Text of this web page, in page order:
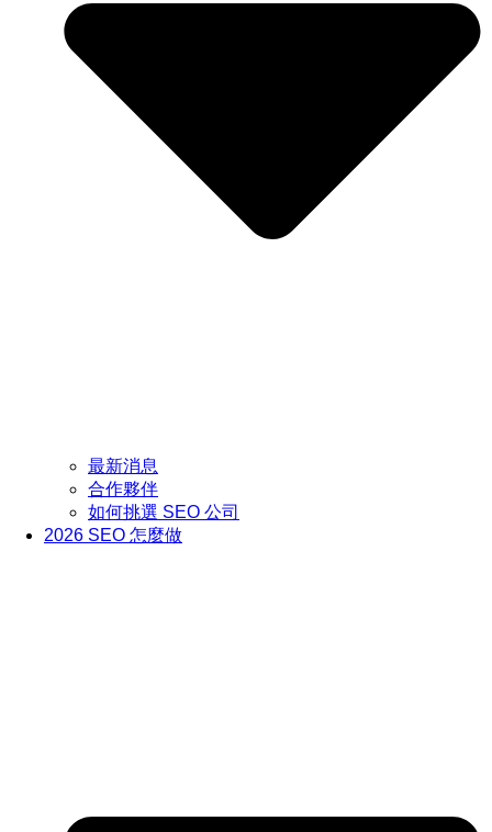
最新消息
合作夥伴
如何挑選 SEO 公司
2026 SEO 怎麼做